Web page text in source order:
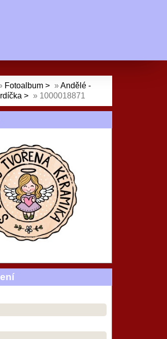
Fotoalbum »Andělé -
» 1000018871